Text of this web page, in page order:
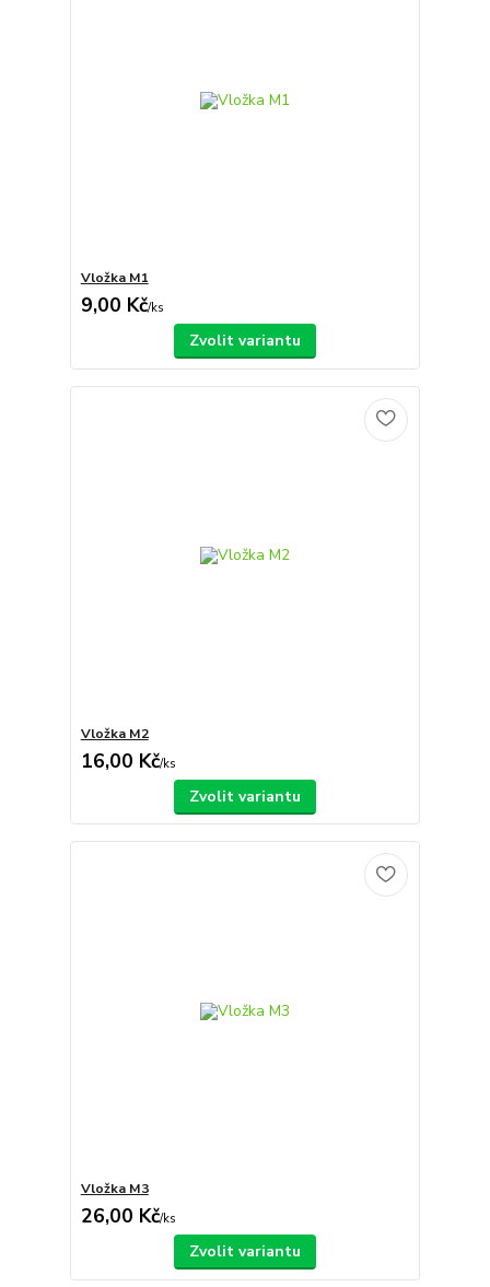
Vložka M1
9,00 Kč/ks
Zvolit variantu
Vložka M2
16,00 Kč/ks
Zvolit variantu
Vložka M3
26,00 Kč/ks
Zvolit variantu